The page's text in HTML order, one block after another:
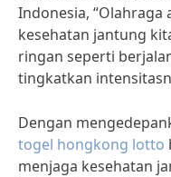
Indonesia, “Olahraga
kesehatan jantung
ringan seperti
tingkatkan
Dengan
togel hongkong lotto
menjaga kesehatan